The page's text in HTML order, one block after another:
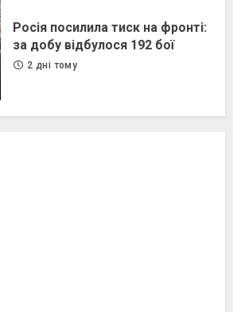
Росія посилила тиск на фронті:
за добу відбулося 192 бої
2 дні тому